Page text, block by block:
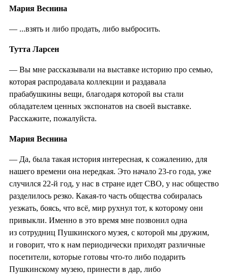
Мария Веснина
— ...взять и либо продать, либо выбросить.
Тутта Ларсен
— Вы мне рассказывали на выставке историю про семью,
которая распродавала коллекции и раздавала
прабабушкины вещи, благодаря которой вы стали
обладателем ценных экспонатов на своей выставке.
Расскажите, пожалуйста.
Мария Веснина
— Да, была такая история интересная, к сожалению, для
нашего времени она нередкая. Это начало 23-го года, уже
случился 22-й год, у нас в стране идет СВО, у нас общество
разделилось резко. Какая-то часть общества собиралась
уезжать, боясь, что всё, мир рухнул тот, к которому они
привыкли. Именно в это время мне позвонил одна
из сотрудниц Пушкинского музея, с которой мы дружим,
и говорит, что к нам периодически приходят различные
посетители, которые готовы что-то либо подарить
Пушкинскому музею, принести в дар, либо